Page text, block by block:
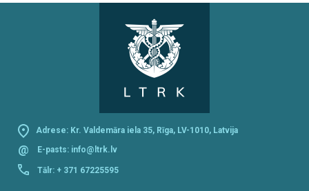
Adrese: Kr. Valdemāra iela 35, Rīga, LV-1010, Latvija
@ E-pasts: info@ltrk.lv
Tālr: + 371 67225595